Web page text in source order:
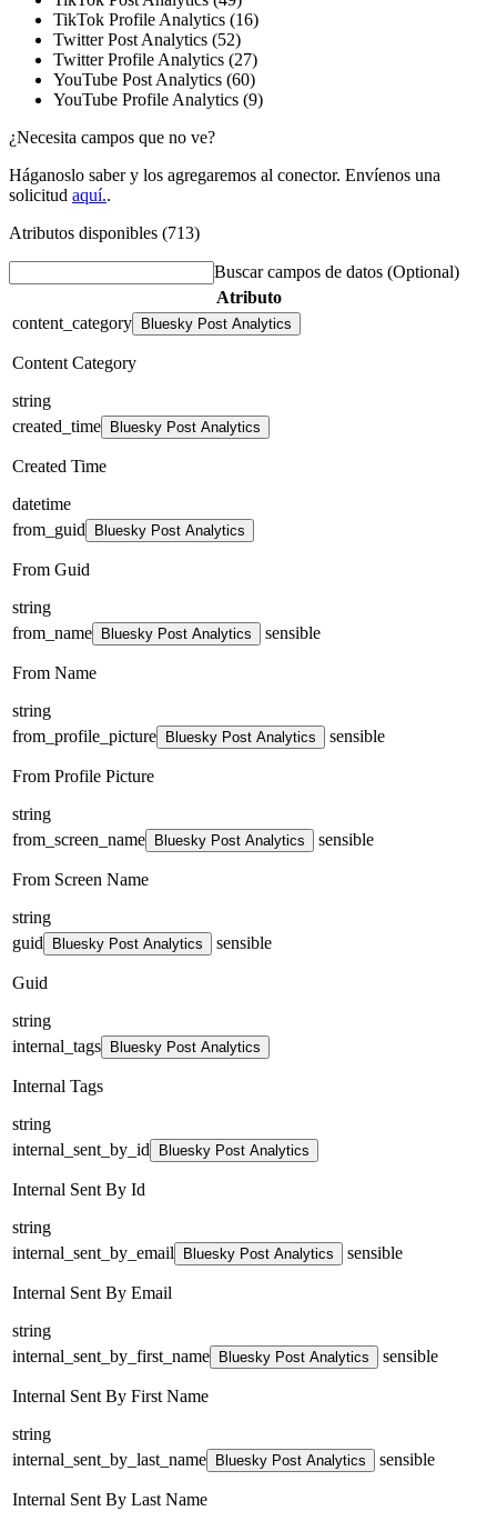
TikTok Profile Analytics (16)
Twitter Post Analytics (52)
Twitter Profile Analytics (27)
YouTube Post Analytics (60)
YouTube Profile Analytics (9)
¿Necesita campos que no ve?
Háganoslo saber y los agregaremos al conector. Envíenos una
solicitud aquí..
Atributos disponibles (713)
Buscar campos de datos (Optional)
Atributo
content_category
Bluesky Post Analytics
Content Category
string
created_time
Bluesky Post Analytics
Created Time
datetime
from_guid
Bluesky Post Analytics
From Guid
string
from_name
Bluesky Post Analytics sensible
From Name
string
from_profile_picture
Bluesky Post Analytics sensible
From Profile Picture
string
from_screen_name
Bluesky Post Analytics sensible
From Screen Name
string
guid
Bluesky Post Analytics sensible
Guid
string
internal_tags
Bluesky Post Analytics
Internal Tags
string
internal_sent_by_id
Bluesky Post Analytics
Internal Sent By Id
string
internal_sent_by_email
Bluesky Post Analytics sensible
Internal Sent By Email
string
internal_sent_by_first_name
Bluesky Post Analytics sensible
Internal Sent By First Name
string
internal_sent_by_last_name
Bluesky Post Analytics sensible
Internal Sent By Last Name